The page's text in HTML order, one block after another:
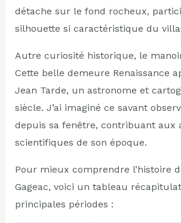
détache sur le fond rocheux,
silhouette si caractéristique du
Autre curiosité historique, le
Cette belle demeure Renaissance
Jean Tarde, un astronome et
siècle. J’ai imaginé ce savant
depuis sa fenêtre, contribuant aux
scientifiques de son époque.
Pour mieux comprendre l’histoire
Gageac, voici un tableau
principales périodes :